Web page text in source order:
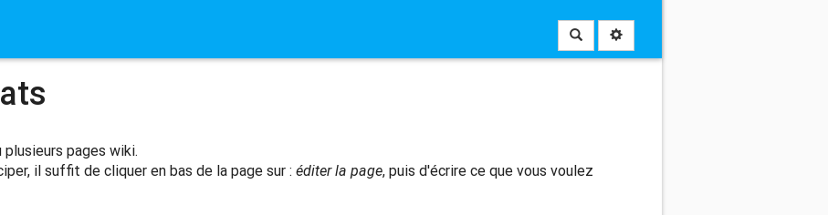
Rechercher
pages wiki.
il suffit de cliquer en bas de la page sur : éditer la page, puis d'écrire ce que vous voulez